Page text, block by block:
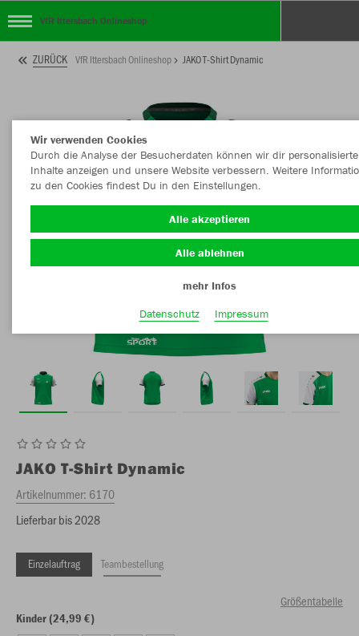
VfR Ittersbach Onlineshop
ZURÜCK VfR Ittersbach Onlineshop JAKO T-Shirt Dynamic
JAKO T-Shirt Dynamic
Artikelnummer: 6170
Lieferbar bis 2028
Einzelauftrag Teambestellung
Größentabelle
Kinder (24,99 €)
Wir verwenden Cookies
Durch die Analyse der Besucherdaten können wir dir personalisierte
Inhalte anzeigen und unsere Website verbessern. Weitere
zu den Cookies findest Du in den Einstellungen.
Alle akzeptieren
Alle ablehnen
mehr Infos
Datenschutz
Impressum